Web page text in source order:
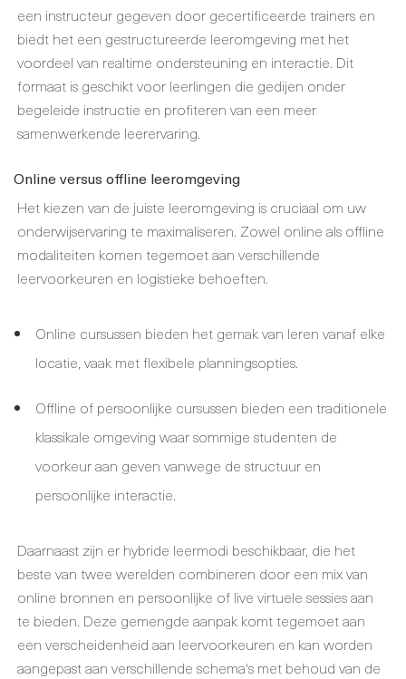
een instructeur gegeven door gecertificeerde trainers en
biedt het een gestructureerde leeromgeving met het
voordeel van realtime ondersteuning en interactie. Dit
formaat is geschikt voor leerlingen die gedijen onder
begeleide instructie en profiteren van een meer
samenwerkende leerervaring.
Online versus offline leeromgeving
Het kiezen van de juiste leeromgeving is cruciaal om uw
onderwijservaring te maximaliseren. Zowel online als offline
modaliteiten komen tegemoet aan verschillende
leervoorkeuren en logistieke behoeften.
Online cursussen bieden het gemak van leren vanaf elke
locatie, vaak met flexibele planningsopties.
Offline of persoonlijke cursussen bieden een traditionele
klassikale omgeving waar sommige studenten de
voorkeur aan geven vanwege de structuur en
persoonlijke interactie.
Daarnaast zijn er hybride leermodi beschikbaar, die het
beste van twee werelden combineren door een mix van
online bronnen en persoonlijke of live virtuele sessies aan
te bieden. Deze gemengde aanpak komt tegemoet aan
een verscheidenheid aan leervoorkeuren en kan worden
aangepast aan verschillende schema's met behoud van de